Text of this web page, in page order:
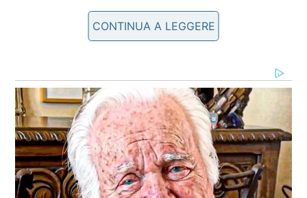
senza le foglie, è più facile identificare la struttura della
pianta e eseguire tagli più precisi.
➤Un installatore rivela perché la TV a parete cambia
davvero la tua vita quotidiana
➤Non è timidezza né pudore, questo
comportamento degli uomini distrugge le relazioni
➤Un veterinario rivela cosa significa ogni tipo di
miagolio del tuo gatto
➤Ho cambiato l’orario della lavatrice per 2 mesi, la
CONTINUA A LEGGERE